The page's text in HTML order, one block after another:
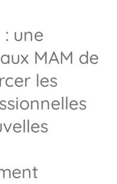
une
MAM de
les